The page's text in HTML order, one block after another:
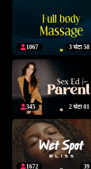
3 घंटा 58
1067
2 घंटा 01
345
39
1672